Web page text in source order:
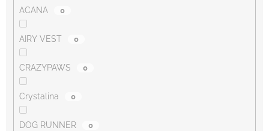
ACANA 0
AIRY VEST 0
CRAZYPAWS 0
Crystalina 0
DOG RUNNER 0